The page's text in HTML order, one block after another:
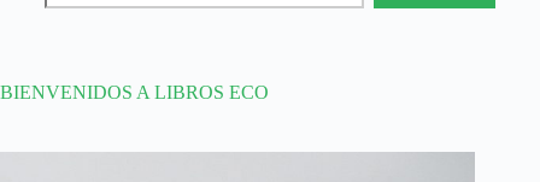
BIENVENIDOS A LIBROS ECO